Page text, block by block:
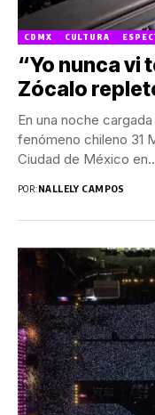
CDMX CULTURA
“Yo nunca vi
Zócalo
En una noche
fenómeno chileno 31
Ciudad de México
POR:NALLELY CAMPOS